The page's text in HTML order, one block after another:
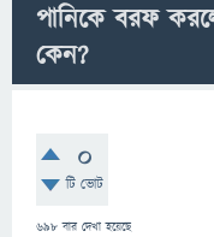
পানিকে বরফ
কেন?
0
টি ভোট
698 বার দেখা হয়েছে